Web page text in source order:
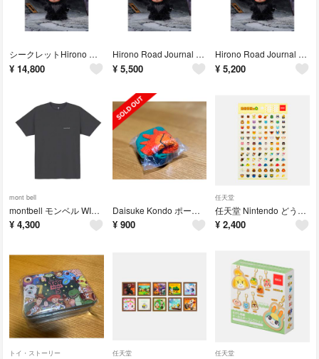
シークレットHirono Road Journal シリーズぬいぐるみ ペンダント🐻️ Highway Imprint
¥ 14,800
Hirono Road Journal シリーズぬいぐるみ ペンダント🐻️ Woven Woods
¥ 5,500
Hirono Road Journal シリーズぬいぐるみ ペンダント🐻️ Lost in the Night
¥ 5,200
mont bell
montbell モンベル WIC.T Men's
¥ 4,300
Daisuke Kondo ポーチtaiyo
¥ 900
任天堂
任天堂 Nintendo どうぶつの森 シートシール
¥ 2,400
トイ・ストーリー 任天堂 任天堂